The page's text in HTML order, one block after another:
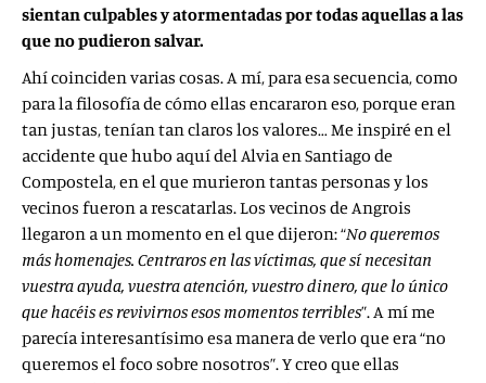
sientan culpables y atormentadas por todas aquellas a las
que no pudieron salvar.
Ahí coinciden varias cosas. A mí, para esa secuencia, como
para la filosofía de cómo ellas encararon eso, porque eran
tan justas, tenían tan claros los valores… Me inspiré en el
accidente que hubo aquí del Alvia en Santiago de
Compostela, en el que murieron tantas personas y los
vecinos fueron a rescatarlas. Los vecinos de Angrois
llegaron a un momento en el que dijeron: “No queremos
más homenajes. Centraros en las víctimas, que sí necesitan
vuestra ayuda, vuestra atención, vuestro dinero, que lo único
que hacéis es revivirnos esos momentos terribles”. A mí me
parecía interesantísimo esa manera de verlo que era “no
queremos el foco sobre nosotros”. Y creo que ellas